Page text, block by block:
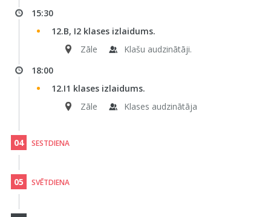
15:30
12.B, I2 klases izlaidums.
Zāle
Klašu audzinātāji.
18:00
12.I1 klases izlaidums.
Zāle
Klases audzinātāja
04 SESTDIENA
05 SVĒTDIENA